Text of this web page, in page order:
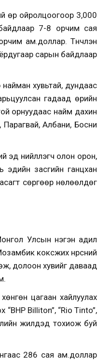
өр ойролцоогоор 3,000
7-8 орчим сая
ам.доллар. Түүнчлэн
сарын байдлаар
хувьтай, дундаас
гадаад өрийн
орнуудаас найм дахин
Парагвай, Албани, Босни
эд нийлүүлэгч олон орон,
засгийн ганцхан
сөргөөр нөлөөлдөг
Улсын нэгэн адил
коксжих нүүрсний
долоон хувийг даваад
цагаан хайлуулах
“ВНР Billiton”, “Rio Tinto”,
жилүүдэд тохиож буй
286 сая ам.доллар